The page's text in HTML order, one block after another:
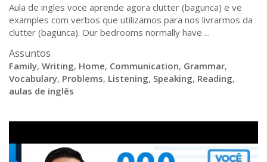
Aula de ingles voce aprende agora clutter (bagunca) e ve
examples com verbos que utilizamos para nos livrarmos da
clutter (bagunca). Our bedrooms normally have ...
Assuntos
Family, Writing, Home, Communication, Grammar,
Vocabulary, Problems, Listening, Speaking, Reading,
aulas de inglês